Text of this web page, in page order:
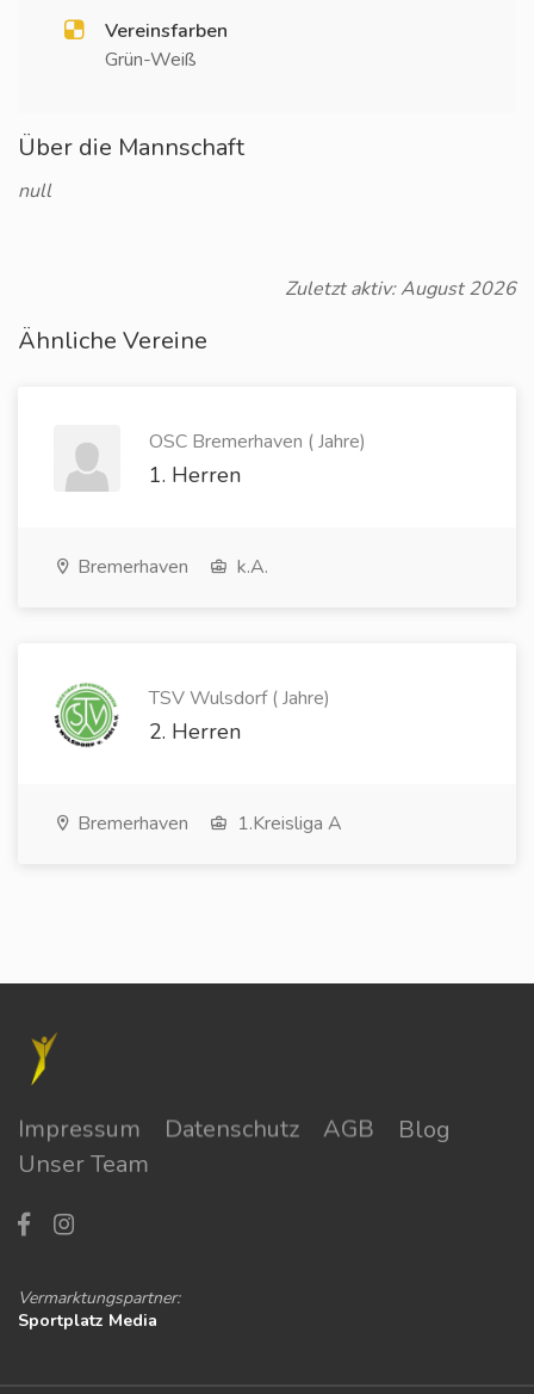
Vereinsfarben
Grün-Weiß
Über die Mannschaft
null
Zuletzt aktiv: August 2026
Ähnliche Vereine
OSC Bremerhaven ( Jahre)
1. Herren
Bremerhaven k.A.
TSV Wulsdorf ( Jahre)
2. Herren
Bremerhaven 1.Kreisliga A
Impressum Datenschutz AGB
Blog
Unser Team
Vermarktungspartner:
Sportplatz Media